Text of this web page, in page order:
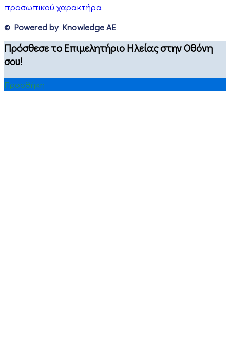
προσωπικού χαρακτήρα
© Powered by Knowledge AE
Πρόσθεσε το Επιμελητήριο Ηλείας στην Οθόνη
σου!
Προσθήκη